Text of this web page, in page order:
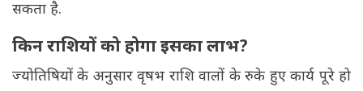
सकता है.
किन राशियों को होगा इसका लाभ?
ज्योतिषियों के अनुसार वृषभ राशि वालों के रुके हुए कार्य पूरे हो